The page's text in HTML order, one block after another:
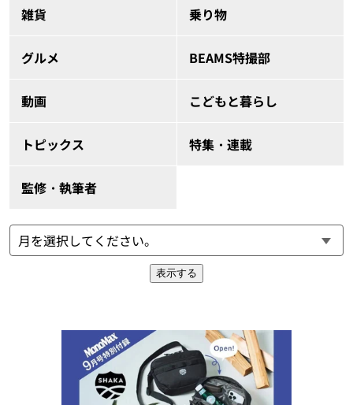
雑貨 乗り物
グルメ BEAMS特撮部
動画 こどもと暮らし
トピックス 特集・連載
監修・執筆者
表示する